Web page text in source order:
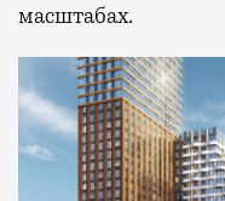
масштабах.